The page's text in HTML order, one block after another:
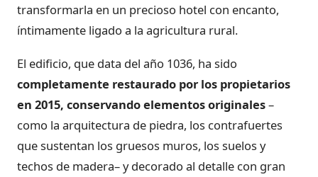
transformarla en un precioso hotel con encanto,
íntimamente ligado a la agricultura rural.
El edificio, que data del año 1036, ha sido
completamente restaurado por los propietarios
en 2015, conservando elementos originales–
como la arquitectura de piedra, los contrafuertes
que sustentan los gruesos muros, los suelos y
techos de madera– y decorado al detalle con gran